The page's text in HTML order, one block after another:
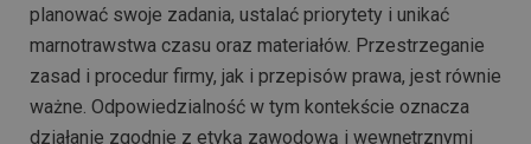
planować swoje zadania, ustalać priorytety i unikać
marnotrawstwa czasu oraz materiałów. Przestrzeganie
zasad i procedur firmy, jak i przepisów prawa, jest równie
ważne. Odpowiedzialność w tym kontekście oznacza
działanie zgodnie z etyką zawodową i wewnętrznymi